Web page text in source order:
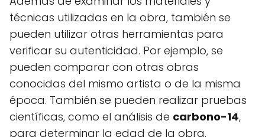
técnicas utilizadas en la obra, también se
pueden utilizar otras herramientas para
verificar su autenticidad. Por ejemplo, se
pueden comparar con otras obras
conocidas del mismo artista o de la misma
época. También se pueden realizar pruebas
científicas, como el análisis de carbono-14,
para determinar la edad de la obra.